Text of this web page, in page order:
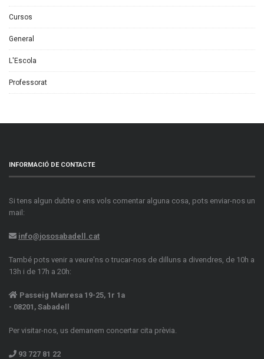
Cursos
General
L'Escola
Professorat
INFORMACIÓ DE CONTACTE
Si tens algun dubte o ens vols comentar alguna cosa, pots enviar-nos un
mail:
info@jososabadell.cat
També pots venir a veure'ns o trucar-nos de dilluns a divendres, de 10h a
13h i de 17h a 20h:
Passeig Manresa 19-25, 1r 1a
- 08201, Sabadell
Per visitar-nos, us demanem concertar cita prèvia.
93 727 81 22